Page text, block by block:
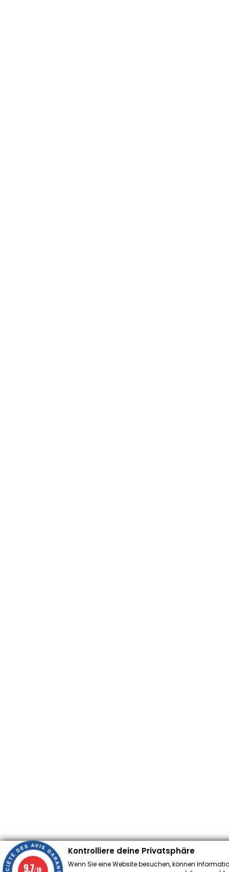
Kontrolliere deine Privatsphäre
Wenn Sie eine Website besuchen, können
9.7/10